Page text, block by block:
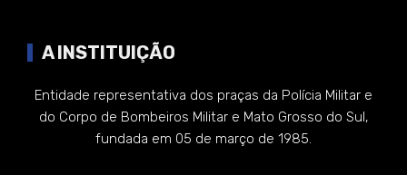
A INSTITUIÇÃO
Entidade representativa dos praças da Polícia Militar e
do Corpo de Bombeiros Militar e Mato Grosso do Sul,
fundada em 05 de março de 1985.